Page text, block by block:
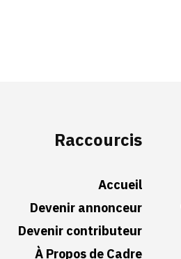
Raccourcis
Accueil
Devenir annonceur
Devenir contributeur
À Propos de Cadre